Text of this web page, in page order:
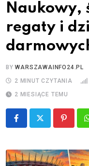
Naukowy,
regaty i
BYWARSZAWAINFO24.PL
2 MINUT CZYTANIA
2 MIESIĄCE TEMU